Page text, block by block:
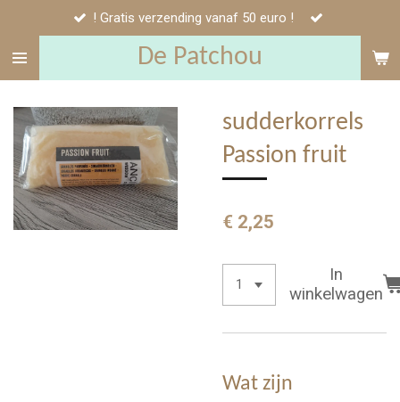
naar
hoofdinhoud
De Patchou
! Gratis verzending vanaf 50 euro !
sudderkorrels
Passion fruit
€ 2,25
In
winkelwagen
Wat zijn